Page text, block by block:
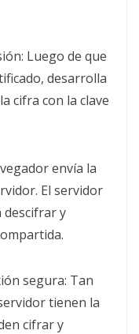
Luego de que
desarrolla
cifra con la clave
envía la
El servidor
descifrar y
segura: Tan
tienen la
cifrar y